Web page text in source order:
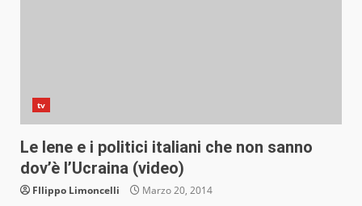
tv
Le Iene e i politici italiani che non sanno
dov’è l’Ucraina (video)
FIlippo Limoncelli Marzo 20, 2014